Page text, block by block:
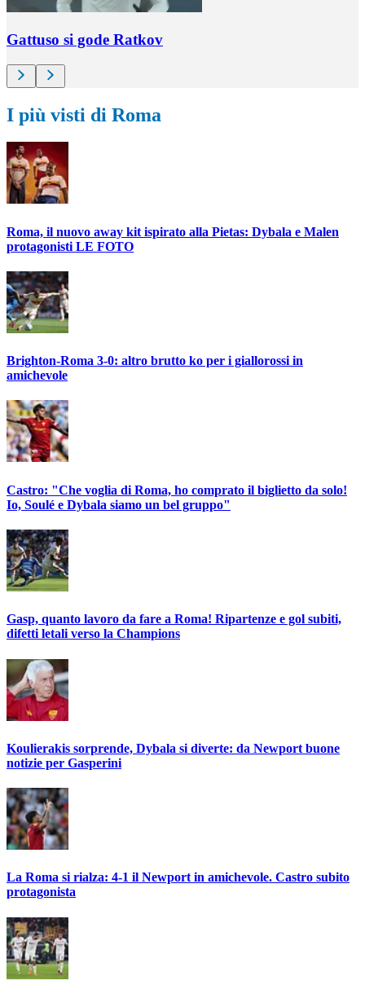
Gattuso si gode Ratkov
I più visti di Roma
Roma, il nuovo away kit ispirato alla Pietas: Dybala e Malen
protagonisti LE FOTO
Brighton-Roma 3-0: altro brutto ko per i giallorossi in
amichevole
Castro: "Che voglia di Roma, ho comprato il biglietto da solo!
Io, Soulé e Dybala siamo un bel gruppo"
Gasp, quanto lavoro da fare a Roma! Ripartenze e gol subiti,
difetti letali verso la Champions
Koulierakis sorprende, Dybala si diverte: da Newport buone
notizie per Gasperini
La Roma si rialza: 4-1 il Newport in amichevole. Castro subito
protagonista